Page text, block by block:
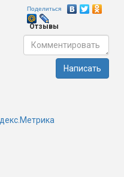
Поделиться
Отзывы
Написать